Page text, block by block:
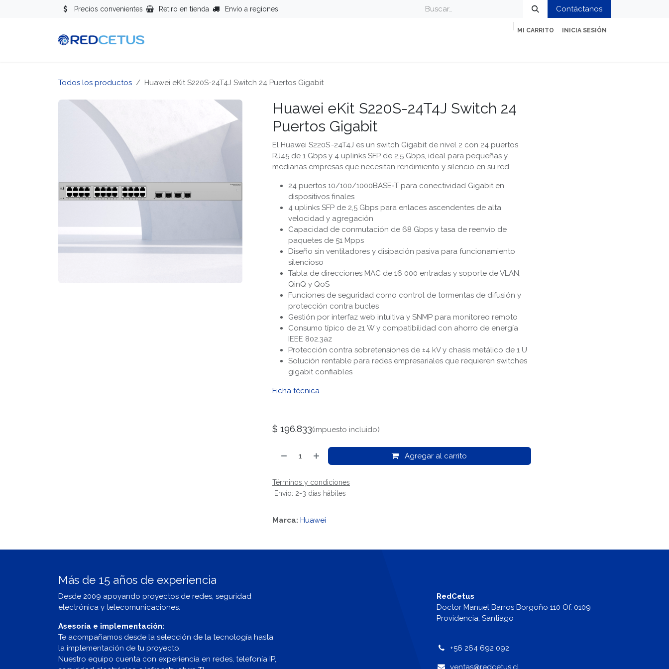
Precios convenientes Retiro en tienda Envío a regiones Contáctanos
MI CARRITO INICIA SESIÓN
Todos los productos Huawei eKit S220S-24T4J Switch 24 Puertos Gigabit
Huawei eKit S220S-24T4J Switch 24
Puertos Gigabit
El Huawei S220S -24T4J es un switch Gigabit de nivel 2 con 24 puertos
RJ45 de 1 Gbps y 4 uplinks SFP de 2,5 Gbps, ideal para pequeñas y
medianas empresas que necesitan rendimiento y silencio en su red.
24 puertos 10/100/1000BASE‑T para conectividad Gigabit en
dispositivos finales
4 uplinks SFP de 2,5 Gbps para enlaces ascendentes de alta
velocidad y agregación
Capacidad de conmutación de 68 Gbps y tasa de reenvío de
paquetes de 51 Mpps
Diseño sin ventiladores y disipación pasiva para funcionamiento
silencioso
Tabla de direcciones MAC de 16 000 entradas y soporte de VLAN,
QinQ y QoS
Funciones de seguridad como control de tormentas de difusión y
protección contra bucles
Gestión por interfaz web intuitiva y SNMP para monitoreo remoto
Consumo típico de 21 W y compatibilidad con ahorro de energía
IEEE 802.3az
Protección contra sobretensiones de ±4 kV y chasis metálico de 1 U
Solución rentable para redes empresariales que requieren switches
gigabit confiables
Ficha técnica
$ 196.833(impuesto incluido)
Agregar al carrito
Términos y condiciones
Envío: 2-3 días hábiles
Marca: Huawei
Más de 15 años de experiencia
Desde 2009 apoyando proyectos de redes, seguridad
electrónica y telecomunicaciones.
Asesoría e implementación:
Te acompañamos desde la selección de la tecnología hasta
la implementación de tu proyecto.
Nuestro equipo cuenta con experiencia en redes, telefonía IP,
RedCetus
Doctor Manuel Barros Borgoño 110 Of. 0109
Providencia, Santiago
+56 264 692 092
ventas@redcetus.cl